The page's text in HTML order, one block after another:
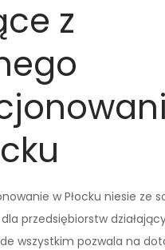
z
w Płocku niesie ze
przedsiębiorstw
wszystkim pozwala na